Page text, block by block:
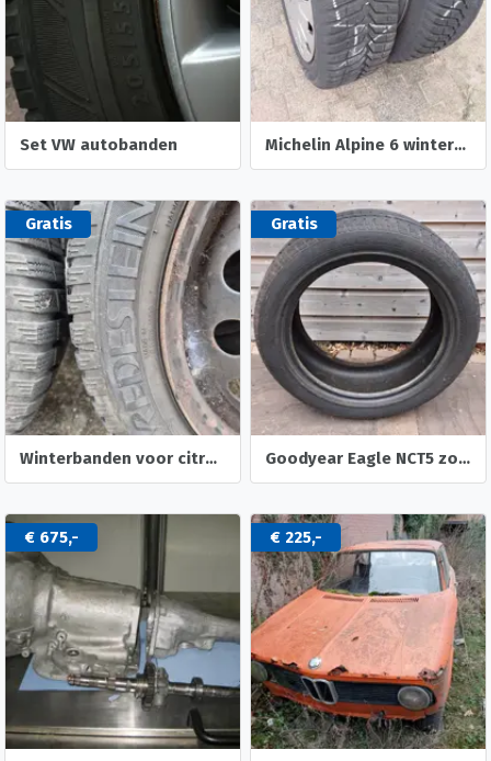
Set VW autobanden Michelin Alpine 6 winterbanden
Gratis
Winterbanden voor citroen C1 of peugeot 107108
Gratis
Goodyear Eagle NCT5 zomerband
€ 675,- € 225,-